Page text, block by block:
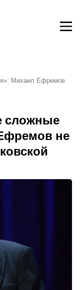
Михаил Ефремов
сложные
не